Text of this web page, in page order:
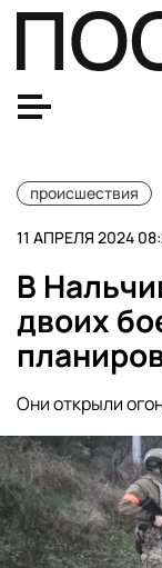
происшествия
11 АПРЕЛЯ 2024
В
двоих
Они открыли
В Смоленской